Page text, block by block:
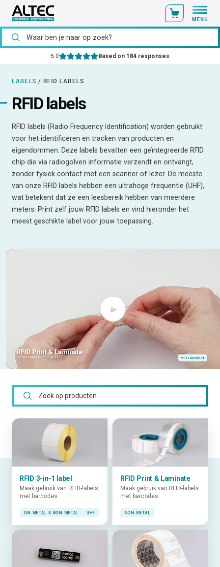
MENU
5.0 Based on 184 responses
LABELS / RFID LABELS
RFID labels
RFID labels (Radio Frequency Identification) worden gebruikt
voor het identificeren en tracken van producten en
eigendommen. Deze labels bevatten een geïntegreerde RFID
chip die via radiogolven informatie verzendt en ontvangt,
zonder fysiek contact met een scanner of lezer. De meeste
van onze RFID labels hebben een ultrahoge frequentie (UHF),
wat betekent dat ze een leesbereik hebben van meerdere
meters. Print zelf jouw RFID labels en vind hieronder het
meest geschikte label voor jouw toepassing.
RFID 3-in-1 label
Maak gebruik van RFID-labels
met barcodes
ON-METAL & NON-METAL UHF
RFID Print & Laminate
Maak gebruik van RFID-labels
met barcodes
NON-METAL